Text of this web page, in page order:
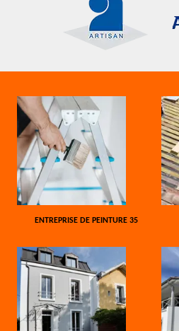
ENTREPRISE DE PEINTURE 35